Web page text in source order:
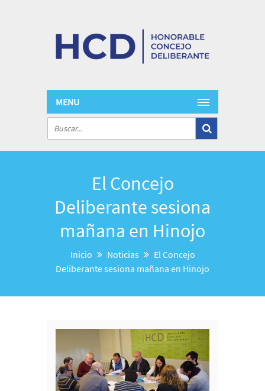
MENU
El Concejo
Deliberante sesiona
mañana en Hinojo
Inicio Noticias
El Concejo
Deliberante sesiona mañana en Hinojo